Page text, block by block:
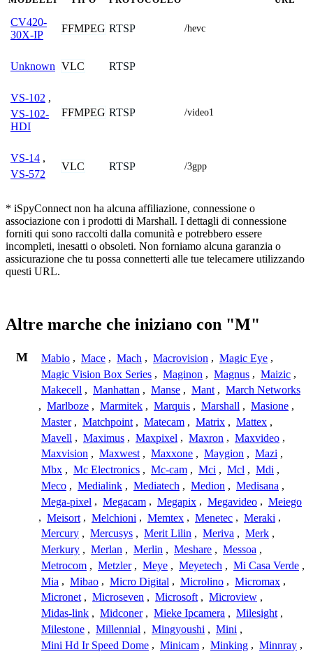
CV420-
30X-IP
FFMPEG RTSP /hevc
Unknown VLC RTSP
VS-102 ,
VS-102-
HDI
FFMPEG RTSP /video1
VS-14 ,
VS-572
VLC RTSP /3gpp
* iSpyConnect non ha alcuna affiliazione, connessione o
associazione con i prodotti di Marshall. I dettagli di connessione
forniti qui sono raccolti dalla comunità e potrebbero essere
incompleti, inesatti o obsoleti. Non forniamo alcuna garanzia o
assicurazione che tu possa connetterti alle tue telecamere utilizzando
questi URL.
Altre marche che iniziano con "M"
M Mabio , Mace , Mach , Macrovision , Magic Eye ,
Magic Vision Box Series , Maginon , Magnus , Maizic ,
Makecell , Manhattan , Manse , Mant , March Networks
, Marlboze , Marmitek , Marquis , Marshall , Masione ,
Master , Matchpoint , Matecam , Matrix , Mattex ,
Mavell , Maximus , Maxpixel , Maxron , Maxvideo ,
Maxvision , Maxwest , Maxxone , Maygion , Mazi ,
Mbx , Mc Electronics , Mc-cam , Mci , Mcl , Mdi ,
Meco , Medialink , Mediatech , Medion , Medisana ,
Mega-pixel , Megacam , Megapix , Megavideo , Meiego
, Meisort , Melchioni , Memtex , Menetec , Meraki ,
Mercury , Mercusys , Merit Lilin , Meriva , Merk ,
Merkury , Merlan , Merlin , Meshare , Messoa ,
Metrocom , Metzler , Meye , Meyetech , Mi Casa Verde ,
Mia , Mibao , Micro Digital , Microlino , Micromax ,
Micronet , Microseven , Microsoft , Microview ,
Midas-link , Midconer , Mieke Ipcamera , Milesight ,
Milestone , Millennial , Mingyoushi , Mini ,
Mini Hd Ir Speed Dome , Minicam , Minking , Minnray ,